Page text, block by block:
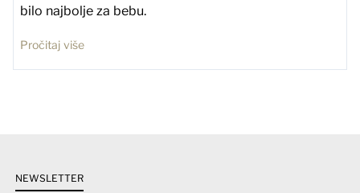
bilo najbolje za bebu.
Pročitaj više
NEWSLETTER